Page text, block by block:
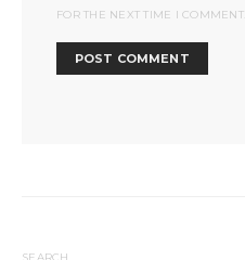
FOR THE NEXT TIME I COMMENT.
SEARCH